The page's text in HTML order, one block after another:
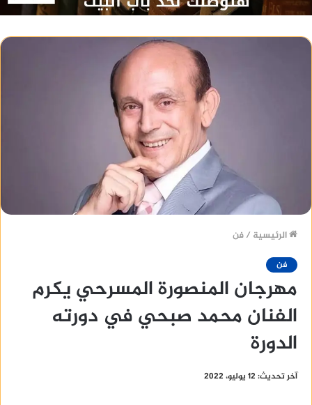
الرئيسية /فن
فن
مهرجان المنصورة المسرحي يكرم
الفنان محمد صبحي في دورته
الدورة
آخر تحديث: 12 يوليو، 2022